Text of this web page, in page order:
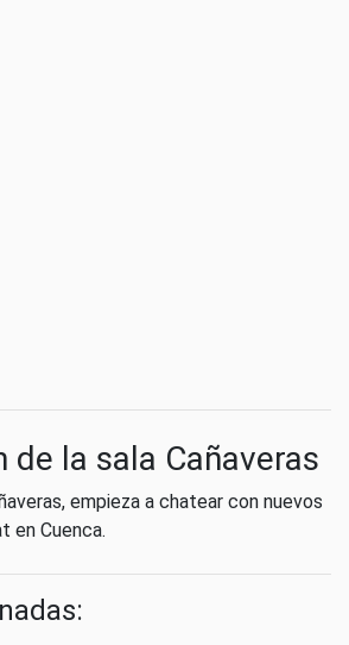
de la sala Cañaveras
empieza a chatear con nuevos
en Cuenca.